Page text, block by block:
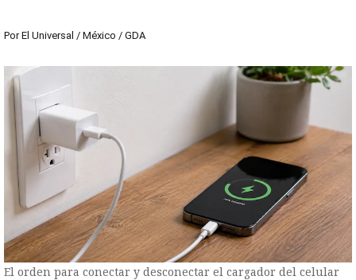
Por El Universal / México / GDA
El orden para conectar y desconectar el cargador del celular